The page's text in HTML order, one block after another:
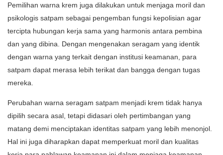
Pemilihan warna krem juga dilakukan untuk menjaga moril dan
psikologis satpam sebagai pengemban fungsi kepolisian agar
tercipta hubungan kerja sama yang harmonis antara pembina
dan yang dibina. Dengan mengenakan seragam yang identik
dengan warna yang terkait dengan institusi keamanan, para
satpam dapat merasa lebih terikat dan bangga dengan tugas
mereka.
Perubahan warna seragam satpam menjadi krem tidak hanya
dipilih secara asal, tetapi didasari oleh pertimbangan yang
matang demi menciptakan identitas satpam yang lebih menonjol.
Hal ini juga diharapkan dapat memperkuat moril dan kualitas